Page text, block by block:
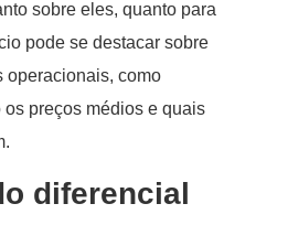
sobre eles, quanto para
pode se destacar sobre
operacionais, como
preços médios e quais
diferencial